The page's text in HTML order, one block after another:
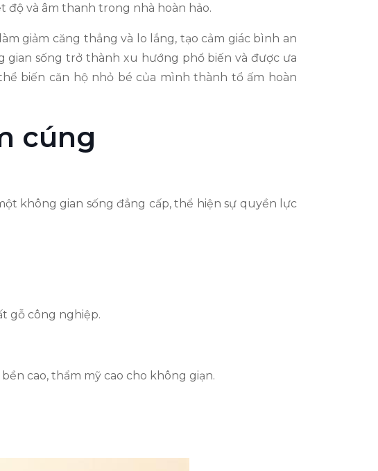
độ và âm thanh trong nhà hoàn hảo.
giảm căng thẳng và lo lắng, tạo cảm giác bình an
gian sống trở thành xu hướng phổ biến và được ưa
biến căn hộ nhỏ bé của mình thành tổ ấm hoàn
cúng
không gian sống đẳng cấp, thể hiện sự quyền lực
gỗ công nghiệp.
cao, thẩm mỹ cao cho không giạn.